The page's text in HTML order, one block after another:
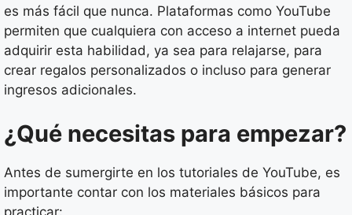
es más fácil que nunca. Plataformas como YouTube
permiten que cualquiera con acceso a internet pueda
adquirir esta habilidad, ya sea para relajarse, para
crear regalos personalizados o incluso para generar
ingresos adicionales.
¿Qué necesitas para empezar?
Antes de sumergirte en los tutoriales de YouTube, es
importante contar con los materiales básicos para
practicar: